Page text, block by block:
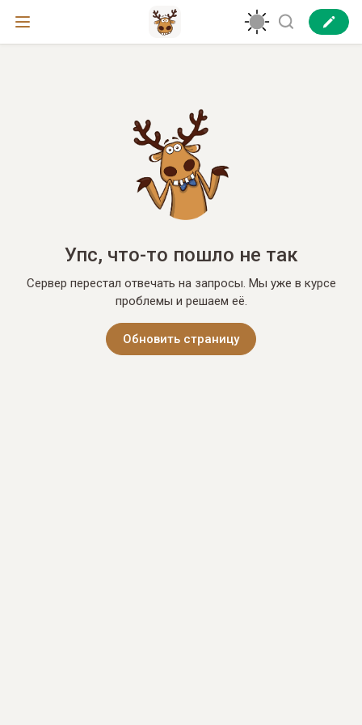
Упс, что-то пошло не так
Сервер перестал отвечать на запросы. Мы уже в курсе
проблемы и решаем её.
Обновить страницу